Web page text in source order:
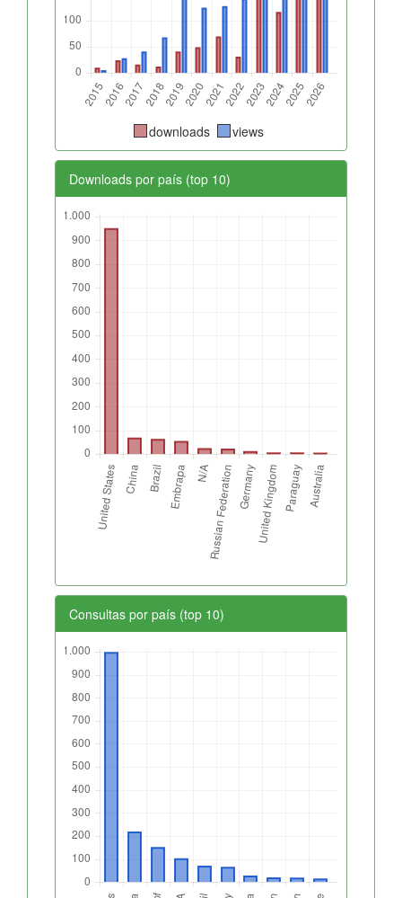
downloads views
Downloads por país (top 10)
Consultas por país (top 10)